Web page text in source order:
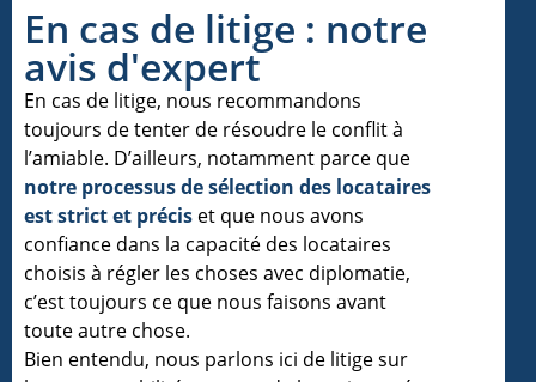
En cas de litige : notre
avis d'expert
En cas de litige, nous recommandons
toujours de tenter de résoudre le conflit à
l’amiable. D’ailleurs, notamment parce que
notre processus de sélection des locataires
est strict et précis et que nous avons
confiance dans la capacité des locataires
choisis à régler les choses avec diplomatie,
c’est toujours ce que nous faisons avant
toute autre chose.
Bien entendu, nous parlons ici de litige sur